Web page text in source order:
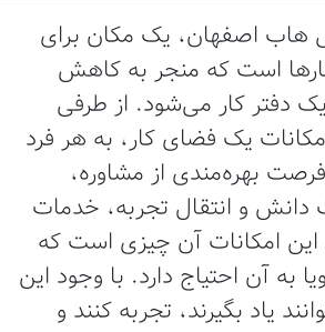
هاب اصفهان، یک مکان برای
است که منجر به کاهش
دفتر کار می‌شود. از طرفی
یک فضای کار، به هر فرد
بهره‌مندی از مشاوره،
دانش و انتقال تجربه، خدمات
امکانات آن چیزی است که
به آن احتیاج دارد. با وجود این
یاد بگیرند، تجربه کنند و